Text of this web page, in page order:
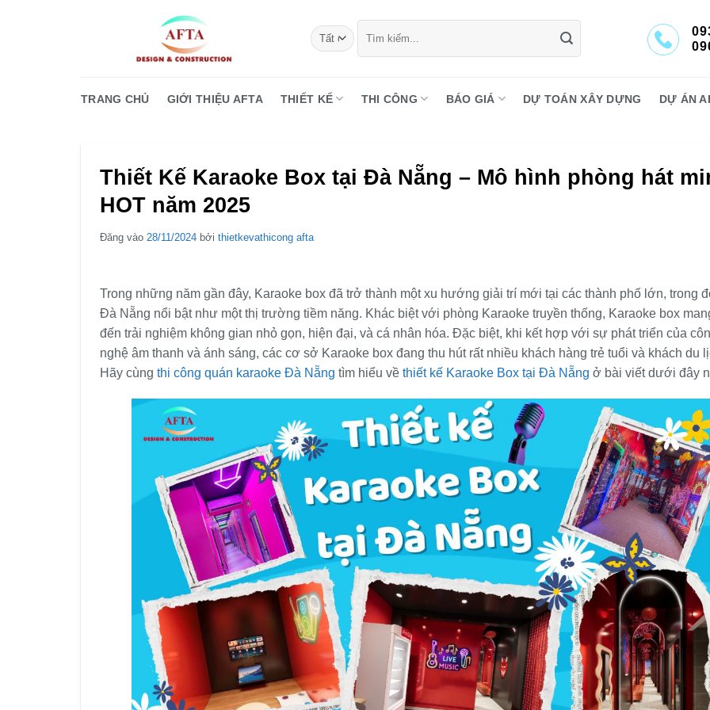
kiếm:
TRANG CHỦ GIỚI THIỆU AFTA THIẾT KẾ THI CÔNG BÁO GIÁ DỰ TOÁN XÂY DỰNG DỰ ÁN
Thiết Kế Karaoke Box tại Đà Nẵng – Mô hình phòng hát
HOT năm 2025
Đăng vào 28/11/2024 bởi thietkevathicong afta
Trong những năm gần đây, Karaoke box đã trở thành một xu hướng giải trí mới tại các thành phố lớn, trong
Đà Nẵng nổi bật như một thị trường tiềm năng. Khác biệt với phòng Karaoke truyền thống, Karaoke box
đến trải nghiệm không gian nhỏ gọn, hiện đại, và cá nhân hóa. Đặc biệt, khi kết hợp với sự phát triển của
nghệ âm thanh và ánh sáng, các cơ sở Karaoke box đang thu hút rất nhiều khách hàng trẻ tuổi và khách du
Hãy cùng thi công quán karaoke Đà Nẵng tìm hiểu về thiết kế Karaoke Box tại Đà Nẵng ở bài viết dưới đây